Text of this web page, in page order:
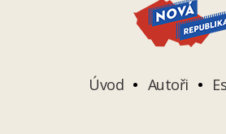
Úvod Autoři